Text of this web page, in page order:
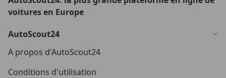
voitures en Europe
AutoScout24
A propos d'AutoScout24
Conditions d'utilisation